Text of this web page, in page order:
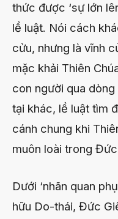
thức được ‘sự lớn
lề luật. Nói cách
cửu, nhưng là vĩnh
mặc khải Thiên
con người qua
tại khác, lề luật tìm
cánh chung khi
muôn loài trong
Dưới ‘nhãn quan
hữu Do-thái, Đức